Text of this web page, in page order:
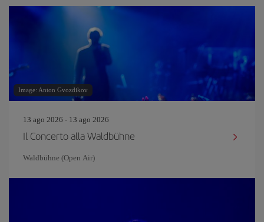
Image: Anton Gvozdikov
13 ago 2026 - 13 ago 2026
Il Concerto alla Waldbühne
Waldbühne (Open Air)